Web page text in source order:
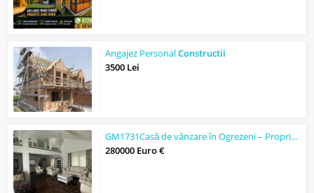
Angajez PersonalConstructii
3500 Lei
GM1731Casă de vânzare în Ogrezeni – Proprietate premium, mobilată
280000 Euro €